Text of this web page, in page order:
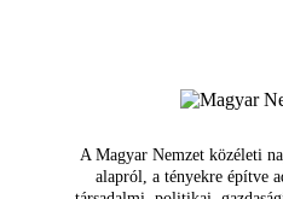
A Magyar Nemzet közéleti
alapról, a tényekre építve